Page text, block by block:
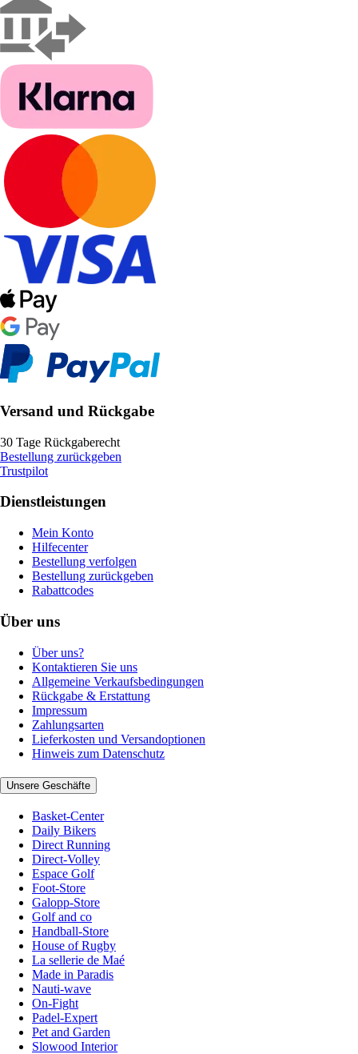
Versand und Rückgabe
30 Tage Rückgaberecht
Bestellung zurückgeben
Trustpilot
Dienstleistungen
Mein Konto
Hilfecenter
Bestellung verfolgen
Bestellung zurückgeben
Rabattcodes
Über uns
Über uns?
Kontaktieren Sie uns
Allgemeine Verkaufsbedingungen
Rückgabe & Erstattung
Impressum
Zahlungsarten
Lieferkosten und Versandoptionen
Hinweis zum Datenschutz
Unsere Geschäfte
Basket-Center
Daily Bikers
Direct Running
Direct-Volley
Espace Golf
Foot-Store
Galopp-Store
Golf and co
Handball-Store
House of Rugby
La sellerie de Maé
Made in Paradis
Nauti-wave
On-Fight
Padel-Expert
Pet and Garden
Slowood Interior